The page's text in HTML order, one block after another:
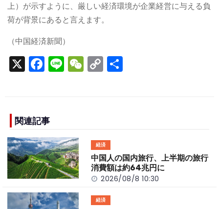
上）が示すように、厳しい経済環境が企業経営に与える負
荷が背景にあると言えます。
（中国経済新聞）
X F
e
b
o
o
k
Li W C
n
k
関連記事
経済
中国人の国内旅行、上半期の旅行
消費額は約64兆円に
2026/08/8 10:30
経済